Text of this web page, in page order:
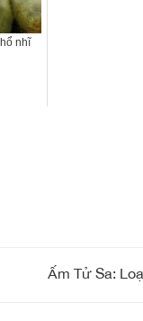
nhĩ
Ấm Tử Sa: